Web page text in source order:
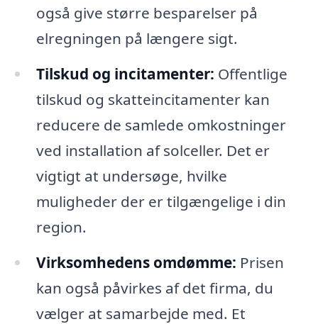
også give større besparelser på
elregningen på længere sigt.
Tilskud og incitamenter: Offentlige
tilskud og skatteincitamenter kan
reducere de samlede omkostninger
ved installation af solceller. Det er
vigtigt at undersøge, hvilke
muligheder der er tilgængelige i din
region.
Virksomhedens omdømme: Prisen
kan også påvirkes af det firma, du
vælger at samarbejde med. Et